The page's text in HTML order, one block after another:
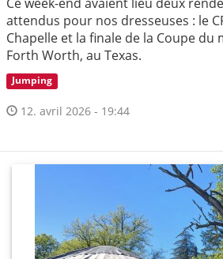
Ce week-end avaient lieu deux
attendus pour nos dresseuses : le
Chapelle et la finale de la Coupe du
Forth Worth, au Texas.
Jumping
12. avril 2026 - 19:44